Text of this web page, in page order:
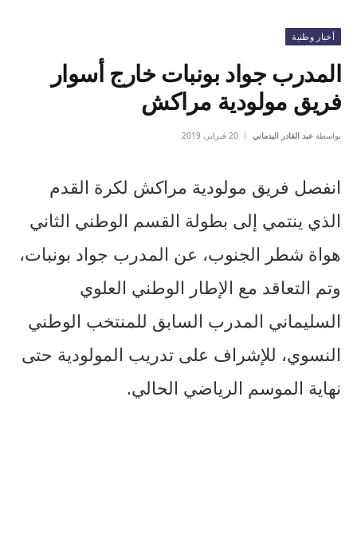
أخبار وطنية
المدرب جواد بونبات خارج أسوار
فريق مولودية مراكش
بواسطة عبد القادر اليدماني 20 فبراير، 2019
انفصل فريق مولودية مراكش لكرة القدم
الذي ينتمي إلى بطولة القسم الوطني الثاني
هواة شطر الجنوب، عن المدرب جواد بونبات،
وتم التعاقد مع الإطار الوطني العلوي
السليماني المدرب السابق للمنتخب الوطني
النسوي، للإشراف على تدريب المولودية حتى
نهاية الموسم الرياضي الحالي.